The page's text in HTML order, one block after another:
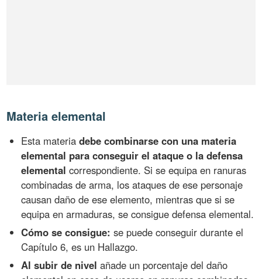
Materia elemental
Esta materiadebe combinarse con una materia
elemental para conseguir el ataque o la defensa
elemental correspondiente. Si se equipa en ranuras
combinadas de arma, los ataques de ese personaje
causan daño de ese elemento, mientras que si se
equipa en armaduras, se consigue defensa elemental.
Cómo se consigue: se puede conseguir durante el
Capítulo 6, es un Hallazgo.
Al subir de nivel añade un porcentaje del daño